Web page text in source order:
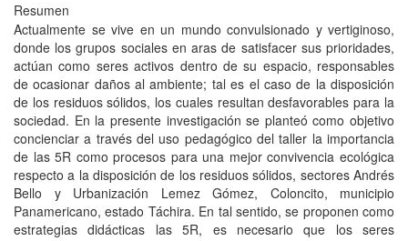
Resumen
Actualmente se vive en un mundo convulsionado y vertiginoso,
donde los grupos sociales en aras de satisfacer sus prioridades,
actúan como seres activos dentro de su espacio, responsables
de ocasionar daños al ambiente; tal es el caso de la disposición
de los residuos sólidos, los cuales resultan desfavorables para la
sociedad. En la presente investigación se planteó como objetivo
concienciar a través del uso pedagógico del taller la importancia
de las 5R como procesos para una mejor convivencia ecológica
respecto a la disposición de los residuos sólidos, sectores Andrés
Bello y Urbanización Lemez Gómez, Coloncito, municipio
Panamericano, estado Táchira. En tal sentido, se proponen como
estrategias didácticas las 5R, es necesario que los seres